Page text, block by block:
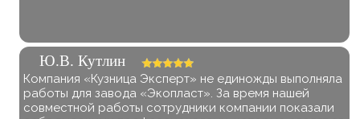
Ю.В. Кутлин
Компания «Кузница Эксперт» не единожды выполняла
работы для завода «Экопласт». За время нашей
совместной работы сотрудники компании показали